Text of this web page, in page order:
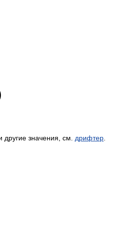
другие значения, см. дрифтер